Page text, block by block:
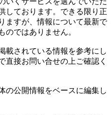
しております。できる限り正
ますが、情報について最新で
のではありません。
載されている情報を参考にし
直接お問い合せの上ご確認く
の公開情報をベースに編集し